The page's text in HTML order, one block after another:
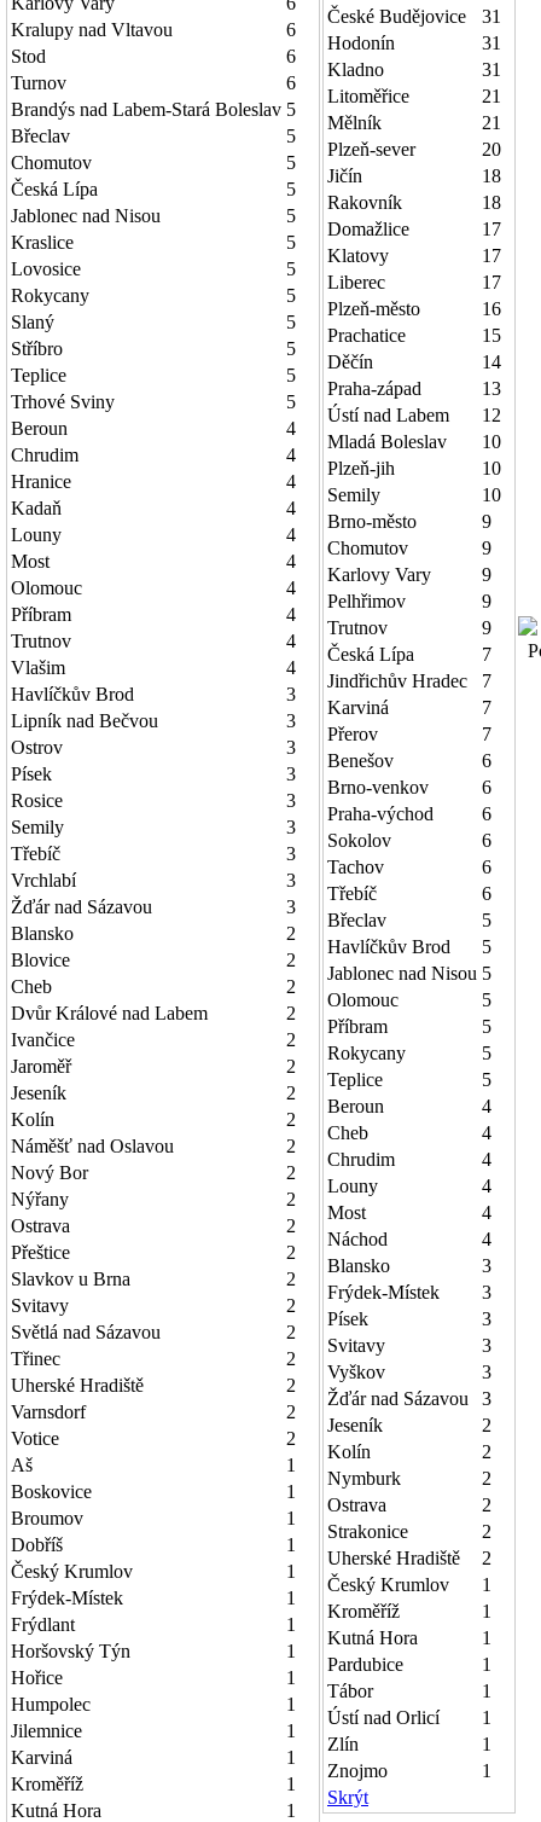
Kralupy nad Vltavou
6
Stod
6
Turnov
6
Brandýs nad Labem-Stará Boleslav 5
Břeclav
5
Chomutov
5
Česká Lípa
5
Jablonec nad Nisou
5
Kraslice
5
Lovosice
5
Rokycany
5
Slaný
5
Stříbro
5
Teplice
5
Trhové Sviny
5
Beroun
4
Chrudim
4
Hranice
4
Kadaň
4
Louny
4
Most
4
Olomouc
4
Příbram
4
Trutnov
4
Vlašim
4
Havlíčkův Brod
3
Lipník nad Bečvou
3
Ostrov
3
Písek
3
Rosice
3
Semily
3
Třebíč
3
Vrchlabí
3
Žďár nad Sázavou
3
Blansko
2
Blovice
2
Cheb
2
Dvůr Králové nad Labem
2
Ivančice
2
Jaroměř
2
Jeseník
2
Kolín
2
Náměšť nad Oslavou
2
Nový Bor
2
Nýřany
2
Ostrava
2
Přeštice
2
Slavkov u Brna
2
Svitavy
2
Světlá nad Sázavou
2
Třinec
2
Uherské Hradiště
2
Varnsdorf
2
Votice
2
Aš
1
Boskovice
1
Broumov
1
Dobříš
1
Český Krumlov
1
Frýdek-Místek
1
Frýdlant
1
Horšovský Týn
1
Hořice
1
Humpolec
1
Jilemnice
1
Karviná
1
Kroměříž
1
Kutná Hora
1
České Budějovice
31
Hodonín
31
Kladno
31
Litoměřice
21
Mělník
21
Plzeň-sever
20
Jičín
18
Rakovník
18
Domažlice
17
Klatovy
17
Liberec
17
Plzeň-město
16
Prachatice
15
Děčín
14
Praha-západ
13
Ústí nad Labem
12
Mladá Boleslav
10
Plzeň-jih
10
Semily
10
Brno-město
9
Chomutov
9
Karlovy Vary
9
Pelhřimov
9
Trutnov
9
Česká Lípa
7
Jindřichův Hradec
7
Karviná
7
Přerov
7
Benešov
6
Brno-venkov
6
Praha-východ
6
Sokolov
6
Tachov
6
Třebíč
6
Břeclav
5
Havlíčkův Brod
5
Jablonec nad Nisou 5
Olomouc
5
Příbram
5
Rokycany
5
Teplice
5
Beroun
4
Cheb
4
Chrudim
4
Louny
4
Most
4
Náchod
4
Blansko
3
Frýdek-Místek
3
Písek
3
Svitavy
3
Vyškov
3
Žďár nad Sázavou
3
Jeseník
2
Kolín
2
Nymburk
2
Ostrava
2
Strakonice
2
Uherské Hradiště
2
Český Krumlov
1
Kroměříž
1
Kutná Hora
1
Pardubice
1
Tábor
1
Ústí nad Orlicí
1
Zlín
1
Znojmo
1
Skrýt